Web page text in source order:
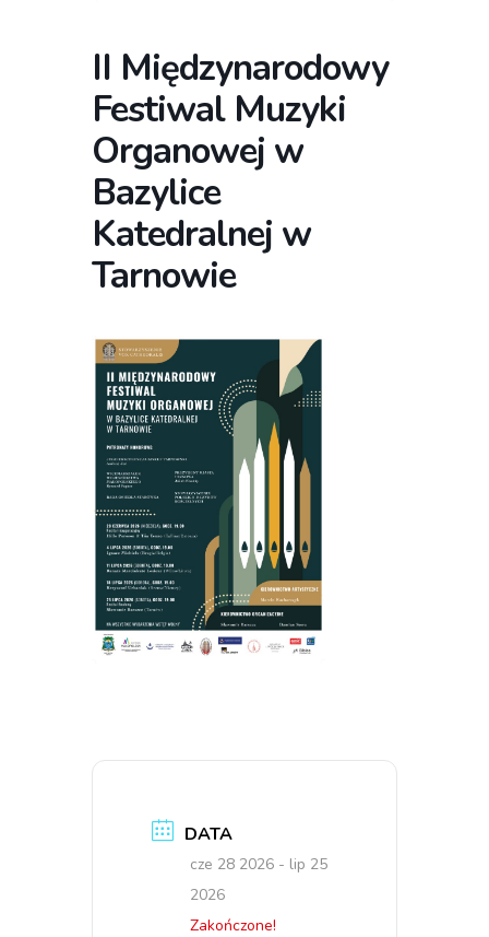
II Międzynarodowy
Festiwal Muzyki
Organowej w
Bazylice
Katedralnej w
Tarnowie
DATA
cze 28 2026 - lip 25
2026
Zakończone!